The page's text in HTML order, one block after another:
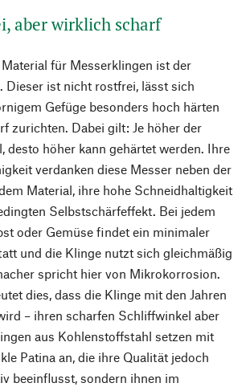
aber wirklich scharf
für Messerklingen ist der
Dieser ist nicht rostfrei, lässt sich
Gefüge besonders hoch härten
zurichten. Dabei gilt: Je höher der
desto höher kann gehärtet werden. Ihre
verdanken diese Messer neben der
Material, ihre hohe Schneidhaltigkeit
Selbstschärfeffekt. Bei jedem
oder Gemüse findet ein minimaler
und die Klinge nutzt sich gleichmäßig
spricht hier von Mikrokorrosion.
dies, dass die Klinge mit den Jahren
– ihren scharfen Schliffwinkel aber
aus Kohlenstoffstahl setzen mit
Patina an, die ihre Qualität jedoch
beeinflusst, sondern ihnen im